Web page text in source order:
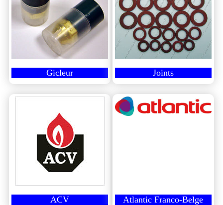
Gicleur Joints
ACV Atlantic Franco-Belge